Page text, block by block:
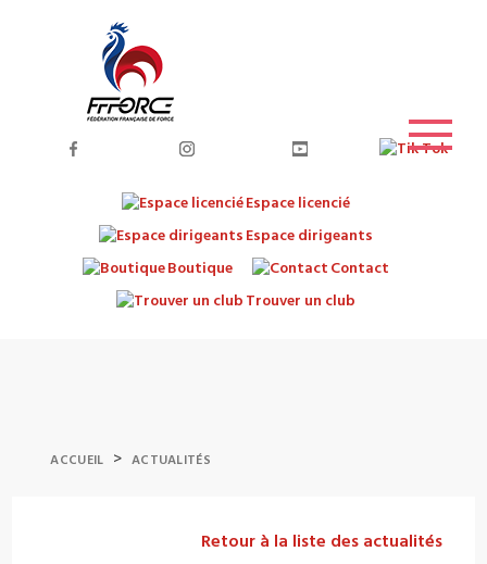
Espace licencié
Espace dirigeants
Boutique
Contact
Trouver un club
ACCUEIL > ACTUALITÉS
Retour à la liste des actualités